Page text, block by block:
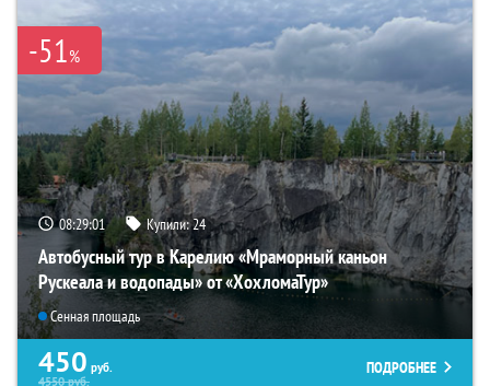
-51%
08:29:00 Купили:24
Автобусный тур в Карелию «Мраморный каньон
Рускеала и водопады» от «ХохломаТур»
Сенная площадь
450 руб.
4550руб.
ПОДРОБНЕЕ